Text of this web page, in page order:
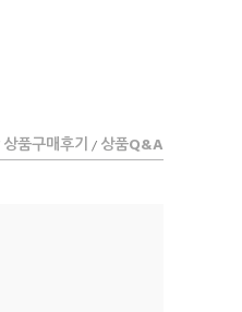
상품구매후기 / 상품Q&A